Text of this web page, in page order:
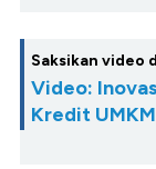
Saksikan video
Video:
Kredit